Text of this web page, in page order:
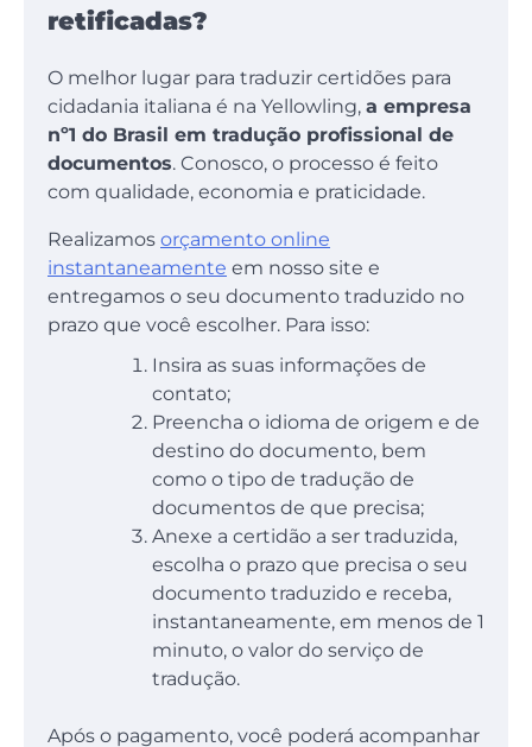
retificadas?
O melhor lugar para traduzir certidões para
cidadania italiana é na Yellowling, a empresa
nº1 do Brasil em tradução profissional de
documentos. Conosco, o processo é feito
com qualidade, economia e praticidade.
Realizamos orçamento online
instantaneamente em nosso site e
entregamos o seu documento traduzido no
prazo que você escolher. Para isso:
Insira as suas informações de
contato;
Preencha o idioma de origem e de
destino do documento, bem
como o tipo de tradução de
documentos de que precisa;
Anexe a certidão a ser traduzida,
escolha o prazo que precisa o seu
documento traduzido e receba,
instantaneamente, em menos de 1
minuto, o valor do serviço de
tradução.
Após o pagamento, você poderá acompanhar